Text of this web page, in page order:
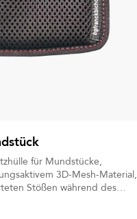
für Mundstücke,
3D-Mesh-Material,
Stößen während des
Feuchtigkeit ab.